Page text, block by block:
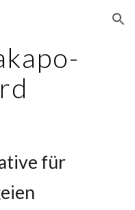
Skip to navigation
für